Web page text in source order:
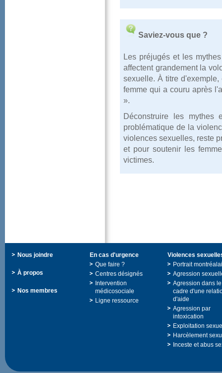
Saviez-vousque?
».
victimes.
Nousjoindre
Àpropos
Nosmembres
Encasd'urgence
Quefaire?
Centresdésignés
Intervention
médicosociale
Ligneressource
Agressiondansle
d'aide
Agressionpar
intoxication